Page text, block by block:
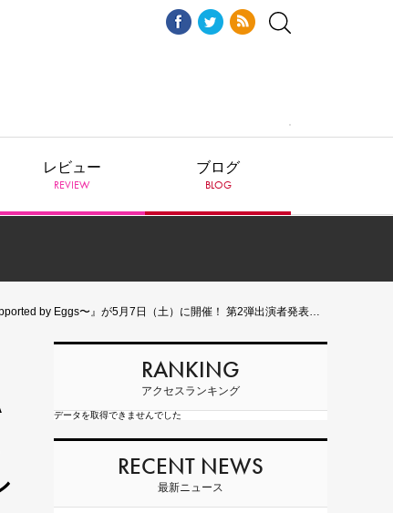
レビュー
REVIEW
ブログ
BLOG
りさ、粟子真行（ココロオークション）、中野ミホ、西沢成悟 （メメタァ）らの出演が決定！
RANKING
アクセスランキング
データを取得できませんでした
RECENT NEWS
最新ニュース